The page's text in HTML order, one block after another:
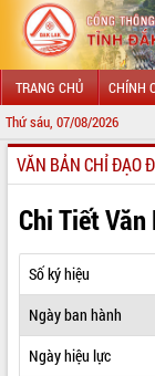
TRANG CHỦ CHÍNH
Thứ sáu, 07/08/2026
GIỚI THIỆU
LÃNH ĐẠO UBND TỈNH
TIN TỨC SỰ KIỆN
SỞ, BAN, NGÀNH
VĂN BẢN CHỈ ĐẠO
Chi Tiết Văn
Số ký hiệu
Ngày ban hành
Ngày hiệu lực